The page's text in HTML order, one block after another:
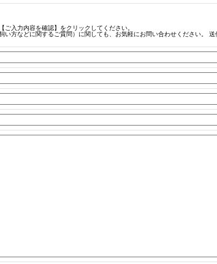
入力内容を確認】をクリックしてください。
い方などに関するご質問）に関しても、お気軽にお問い合わせください。 送